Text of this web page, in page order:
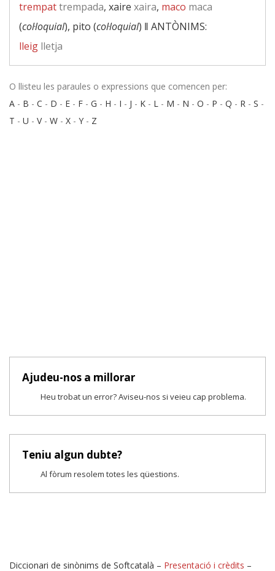
trempattrempada, xaire xaira, maco maca
(col·loquial), pito (col·loquial) ‖ ANTÒNIMS:
lleig lletja
O llisteu les paraules o expressions que comencen per:
A - B - C - D - E - F - G - H - I - J - K - L - M - N - O - P - Q - R - S -
T - U - V- W - X - Y - Z
Ajudeu-nos a millorar
Heu trobat un error? Aviseu-nos si veieu cap problema.
Teniu algun dubte?
Al fòrum resolem totes les qüestions.
Diccionari de sinònims de Softcatalà – Presentació i crèdits –